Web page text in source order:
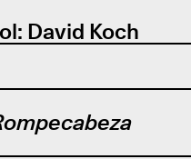
David Koch